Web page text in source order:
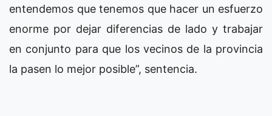
entendemos que tenemos que hacer un esfuerzo
enorme por dejar diferencias de lado y trabajar
en conjunto para que los vecinos de la provincia
la pasen lo mejor posible”, sentencia.